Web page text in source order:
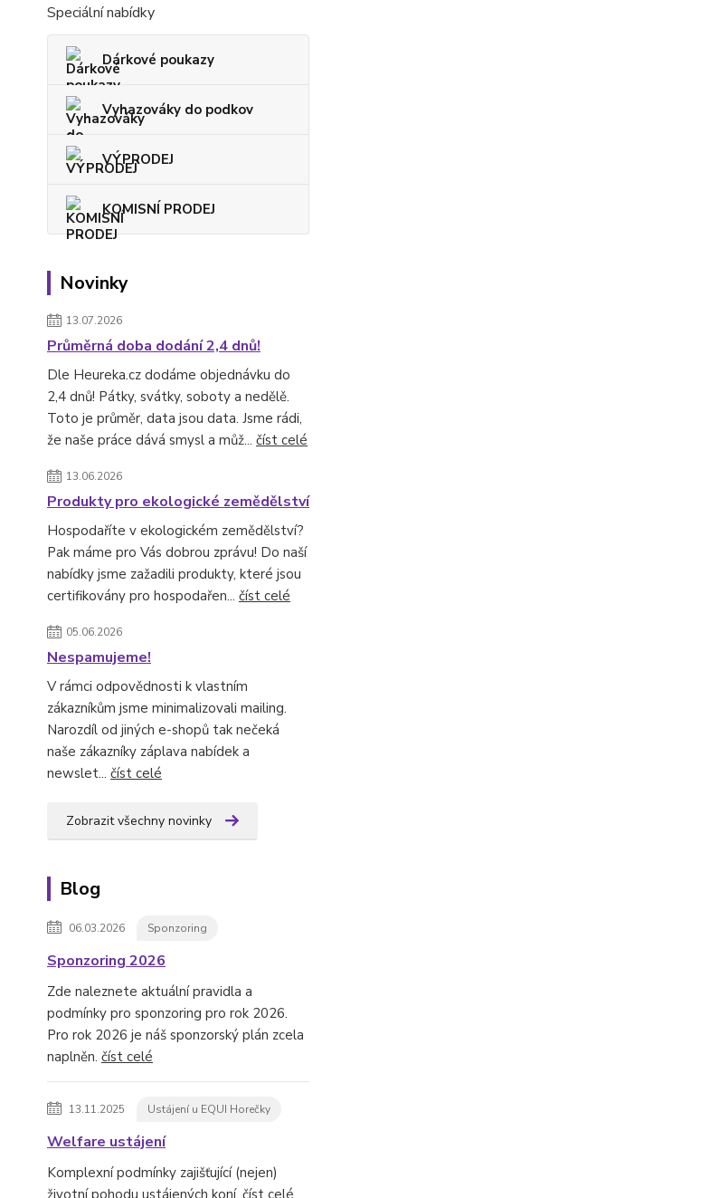
Speciální nabídky
Dárkové poukazy
Vyhazováky do podkov
VÝPRODEJ
KOMISNÍ PRODEJ
Novinky
13.07.2026
Průměrná doba dodání 2,4 dnů!
Dle Heureka.cz dodáme objednávku do
2,4 dnů! Pátky, svátky, soboty a nedělě.
Toto je průměr, data jsou data. Jsme rádi,
že naše práce dává smysl a můž... číst celé
13.06.2026
Produkty pro ekologické zemědělství
Hospodaříte v ekologickém zemědělství?
Pak máme pro Vás dobrou zprávu! Do naší
nabídky jsme zažadili produkty, které jsou
certifikovány pro hospodařen... číst celé
05.06.2026
Nespamujeme!
V rámci odpovědnosti k vlastním
zákazníkům jsme minimalizovali mailing.
Narozdíl od jiných e-shopů tak nečeká
naše zákazníky záplava nabídek a
newslet... číst celé
Zobrazit všechny novinky
Blog
06.03.2026 Sponzoring
Sponzoring 2026
Zde naleznete aktuální pravidla a
podmínky pro sponzoring pro rok 2026.
Pro rok 2026 je náš sponzorský plán zcela
naplněn. číst celé
13.11.2025 Ustájení u EQUI Horečky
Welfare ustájení
Komplexní podmínky zajišťující (nejen)
životní pohodu ustájených koní. číst celé